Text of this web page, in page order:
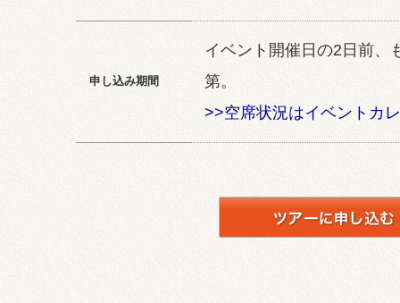
申し込み期間
イベント開催日の2日前、
第。
>>空席状況はイベントカ